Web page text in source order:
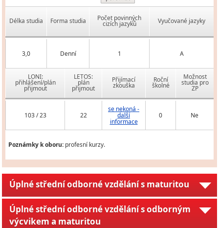
Délka studia Forma studia Počet povinných
cizích jazyků Vyučované jazyky
3,0 Denní 1 A
LONI:
přihlášení/plán
přijmout
LETOS:
plán
přijmout
Přijímací
zkouška
Roční
školné
Možnost
studia pro
ZP
103 / 23 22
se nekoná -
další
informace
0 Ne
Poznámky k oboru: profesní kurzy.
Úplné střední odborné vzdělání s maturitou
Úplné střední odborné vzdělání s odborným
výcvikem a maturitou